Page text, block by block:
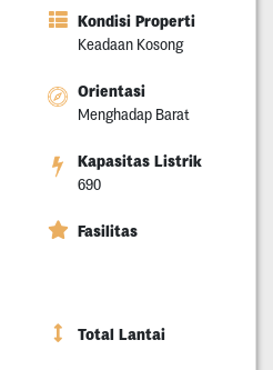
Kondisi Properti
Keadaan Kosong
Orientasi
Menghadap Barat
Kapasitas Listrik
690
Fasilitas
Total Lantai